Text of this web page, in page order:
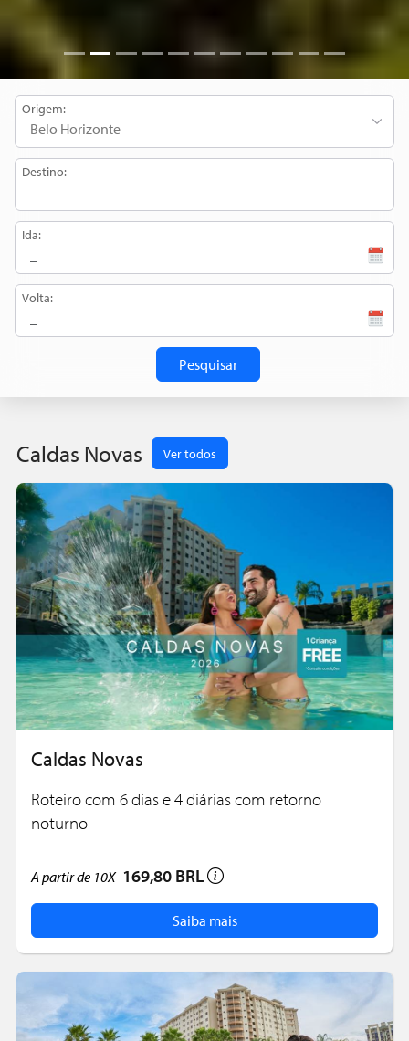
Origem:
Destino:
Ida:
Volta:
Pesquisar
Caldas Novas Ver todos
Caldas Novas
Roteiro com 6 dias e 4 diárias com retorno
noturno
A partir de 10X 169,80 BRL
Saiba mais